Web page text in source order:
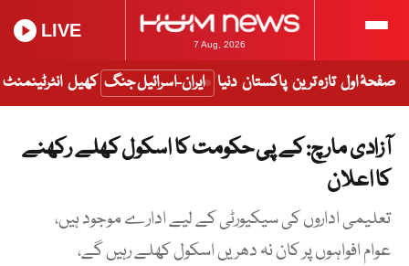
7 Aug, 2026
LIVE
صفحۂ اول تازہ ترین پاکستان دنیا ایران-اسرائیل جنگ کھیل انٹرٹینمنٹ
آزادی مارچ: کے پی حکومت کا اسکول کھلے رکھنے
کا اعلان
تعلیمی اداروں کی سیکیورٹی کے لیے ادارے موجود ہیں،
عوام افواہوں پر کان نہ دھریں اسکول کھلے رہیں گے،